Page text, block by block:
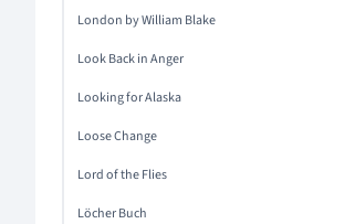
London by William Blake
Look Back in Anger
Looking for Alaska
Loose Change
Lord of the Flies
Löcher Buch